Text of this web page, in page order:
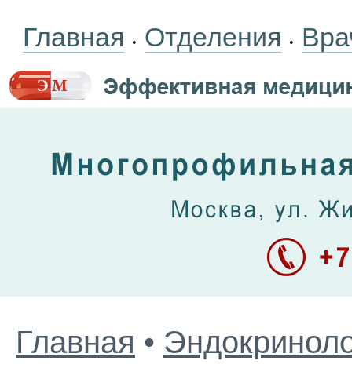
Главная • Отделения •
Главная •